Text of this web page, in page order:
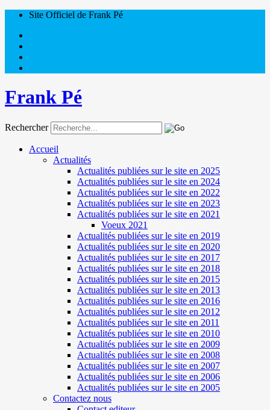
Site Officiel de Frank Pé
Frank Pé
Rechercher
Accueil
Actualités
Actualités publiées sur le site en 2025
Actualités publiées sur le site en 2024
Actualités publiées sur le site en 2022
Actualités publiées sur le site en 2023
Actualités publiées sur le site en 2021
Voeux 2021
Actualités publiées sur le site en 2019
Actualités publiées sur le site en 2020
Actualités publiées sur le site en 2017
Actualités publiées sur le site en 2018
Actualités publiées sur le site en 2015
Actualités publiées sur le site en 2013
Actualités publiées sur le site en 2016
Actualités publiées sur le site en 2012
Actualités publiées sur le site en 2011
Actualités publiées sur le site en 2010
Actualités publiées sur le site en 2009
Actualités publiées sur le site en 2008
Actualités publiées sur le site en 2007
Actualités publiées sur le site en 2006
Actualités publiées sur le site en 2005
Contactez nous